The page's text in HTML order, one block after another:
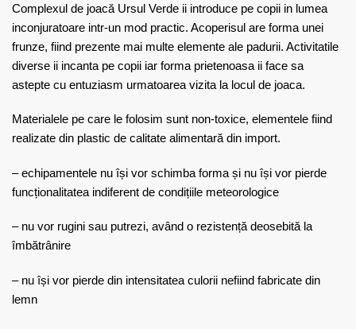
Complexul de joacă Ursul Verde ii introduce pe copii in lumea
inconjuratoare intr-un mod practic. Acoperisul are forma unei
frunze, fiind prezente mai multe elemente ale padurii. Activitatile
diverse ii incanta pe copii iar forma prietenoasa ii face sa
astepte cu entuziasm urmatoarea vizita la locul de joaca.
Materialele pe care le folosim sunt non-toxice, elementele fiind
realizate din plastic de calitate alimentară din import.
– echipamentele nu își vor schimba forma și nu își vor pierde
funcționalitatea indiferent de condițiile meteorologice
– nu vor rugini sau putrezi, având o rezistență deosebită la
îmbătrânire
– nu își vor pierde din intensitatea culorii nefiind fabricate din
lemn